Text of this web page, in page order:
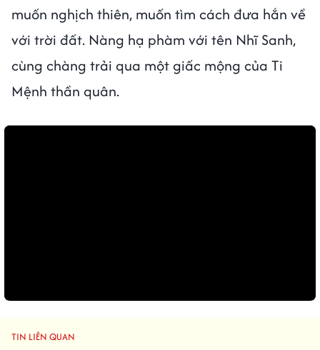
muốn nghịch thiên, muốn tìm cách đưa hắn về
với trời đất. Nàng hạ phàm với tên Nhĩ Sanh,
cùng chàng trải qua một giấc mộng của Ti
Mệnh thần quân.
TIN LIÊN QUAN